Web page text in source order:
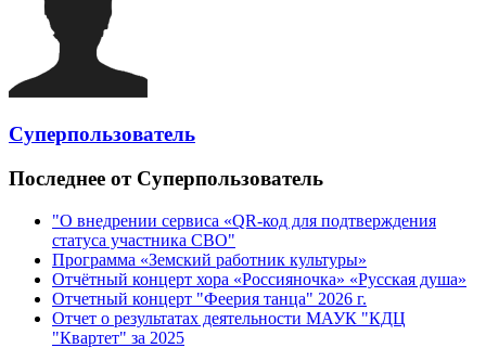
Суперпользователь
Последнее от Суперпользователь
"О внедрении сервиса «QR-код для подтверждения
статуса участника СВО"
Программа «Земский работник культуры»
Отчётный концерт хора «Россияночка» «Русская душа»
Отчетный концерт "Феерия танца" 2026 г.
Отчет о результатах деятельности МАУК "КДЦ
"Квартет" за 2025